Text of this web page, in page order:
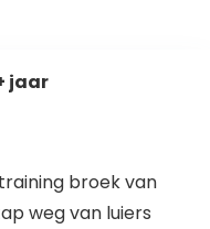
jaar
broek van
weg van luiers